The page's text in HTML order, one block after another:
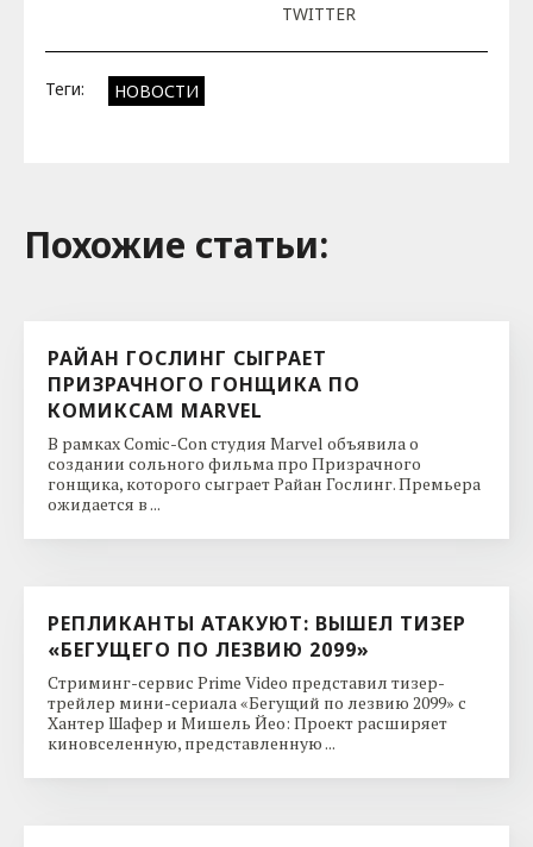
TWITTER
Теги: НОВОСТИ
Похожие cтатьи:
РАЙАН ГОСЛИНГ СЫГРАЕТ
ПРИЗРАЧНОГО ГОНЩИКА ПО
КОМИКСАМ MARVEL
В рамках Comic-Con студия Marvel объявила о
создании сольного фильма про Призрачного
гонщика, которого сыграет Райан Гослинг. Премьера
ожидается в ...
РЕПЛИКАНТЫ АТАКУЮТ: ВЫШЕЛ ТИЗЕР
«БЕГУЩЕГО ПО ЛЕЗВИЮ 2099»
Стриминг-сервис Prime Video представил тизер-
трейлер мини-сериала «Бегущий по лезвию 2099» с
Хантер Шафер и Мишель Йео: Проект расширяет
киновселенную, представленную ...